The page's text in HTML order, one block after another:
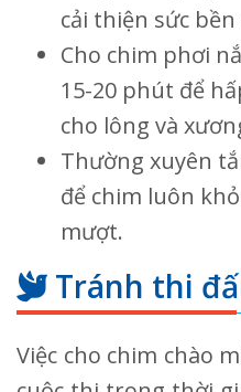
cải thiện sức
Cho chim phơi
15-20 phút để
cho lông và
Thường xuyên
để chim luôn
mượt.
Tránh thi
Việc cho chim chào